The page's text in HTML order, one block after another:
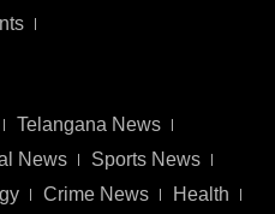
Telangana News
News
Sports News
Crime News Health